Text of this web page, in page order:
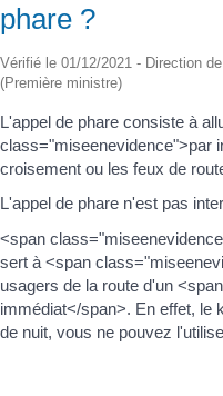
phare ?
Vérifié le 01/12/2021 - Direction
(Première ministre)
L'appel de phare consiste à
class="miseenevidence">par
croisement ou les feux de
L'appel de phare n'est pas
<span
sert à <span
usagers de la route d'un
immédiat</span>. En effet, le
de nuit, vous ne pouvez